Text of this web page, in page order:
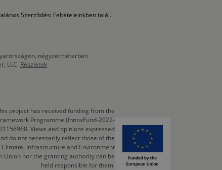
Szerződési Feltételeinkben talál.
négyzetméterben
LLC. Részletek
project has received funding from the
Programme (InnovFund-2022-
Views and opinions expressed
do not necessarily reflect those of the
Infrastructure and Environment
Union nor the granting authority can be
held responsible for them.